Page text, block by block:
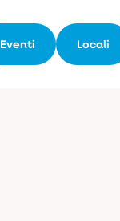
Eventi Locali